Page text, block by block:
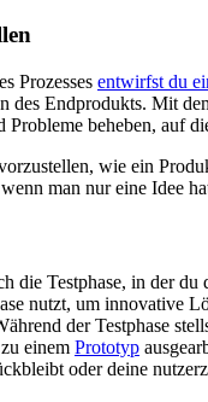
Prozesses entwirfst du
des Endprodukts. Mit
beheben, auf
wie ein
man nur eine Idee
die Testphase, in der du
nutzt, um innovative
der Testphase
einem Prototyp
oder deine